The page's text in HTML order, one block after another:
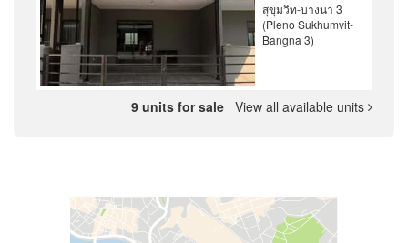
สุขุมวิท-บางนา 3
(Pleno Sukhumvit-
Bangna 3)
9 units for sale View all available units